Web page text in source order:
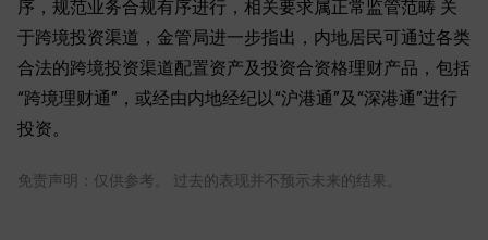
序，规范业务合规有序进行，相关要求属正常监管范畴 关
于跨境投资渠道，金管局进一步指出，内地居民可通过各类
合法的跨境投资渠道配置资产及投资合资格理财产品，包括
“跨境理财通”，或经由内地经纪以“沪港通”及“深港通”进行
投资。
免责声明：仅供参考。 过去的表现并不预示未来的结果。